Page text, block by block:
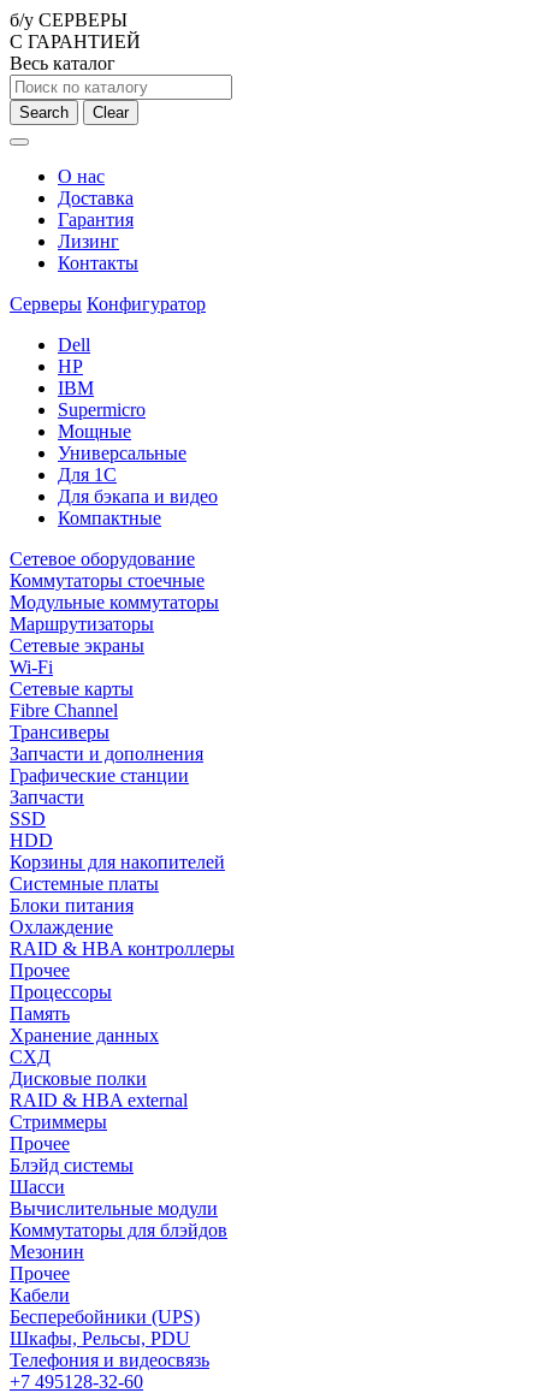
б/у СЕРВЕРЫ
С ГАРАНТИЕЙ
Весь каталог
Search Clear
О нас
Доставка
Гарантия
Лизинг
Контакты
Серверы Конфигуратор
Dell
HP
IBM
Supermicro
Мощные
Универсальные
Для 1С
Для бэкапа и видео
Компактные
Сетевое оборудование
Коммутаторы стоечные
Модульные коммутаторы
Маршрутизаторы
Сетевые экраны
Wi-Fi
Сетевые карты
Fibre Channel
Трансиверы
Запчасти и дополнения
Графические станции
Запчасти
SSD
HDD
Корзины для накопителей
Системные платы
Блоки питания
Охлаждение
RAID & HBA контроллеры
Прочее
Процессоры
Память
Хранение данных
СХД
Дисковые полки
RAID & HBA external
Стриммеры
Прочее
Блэйд системы
Шасси
Вычислительные модули
Коммутаторы для блэйдов
Мезонин
Прочее
Кабели
Бесперебойники (UPS)
Шкафы, Рельсы, PDU
Телефония и видеосвязь
+7 495128-32-60